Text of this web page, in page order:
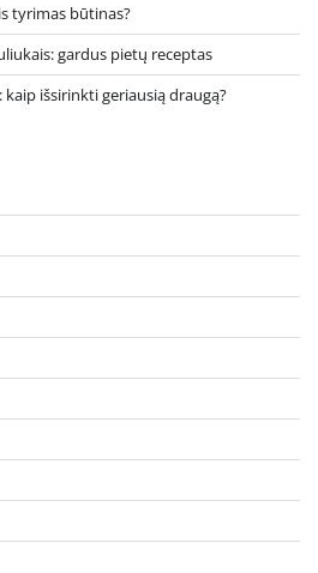
tyrimas būtinas?
gardus pietų receptas
išsirinkti geriausią draugą?